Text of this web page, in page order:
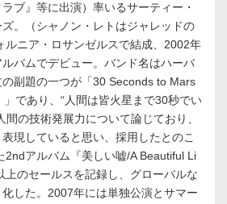
ブ』等に出演）率いるサーティー・
。（シャノン・レトはジャレッドの
ルニア・ロサンゼルスで結成、2002年
バムでデビュー。バンド名はハーバ
副題の一つが「30 Seconds to Mars
」であり、“人間は皆火星まで30秒でい
間の技術発展力について論じており、
現していると思い、採用したとのこ
2ndアルバム『美しい嘘/A Beautiful Li
上のセールスを記録し、グローバルな
した。2007年には単独公演とサマー